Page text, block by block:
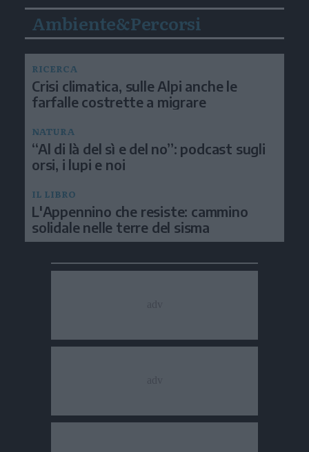
Ambiente&Percorsi
RICERCA
Crisi climatica, sulle Alpi anche le
farfalle costrette a migrare
NATURA
“Al di là del sì e del no”: podcast sugli
orsi, i lupi e noi
IL LIBRO
L'Appennino che resiste: cammino
solidale nelle terre del sisma